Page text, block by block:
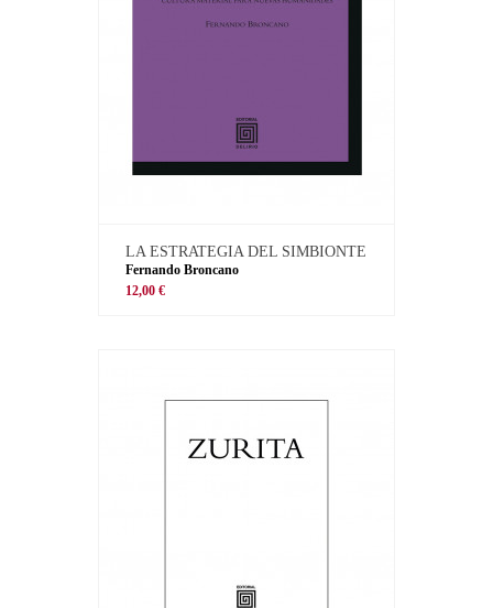
LA ESTRATEGIA DEL SIMBIONTE
Fernando Broncano
12,00 €